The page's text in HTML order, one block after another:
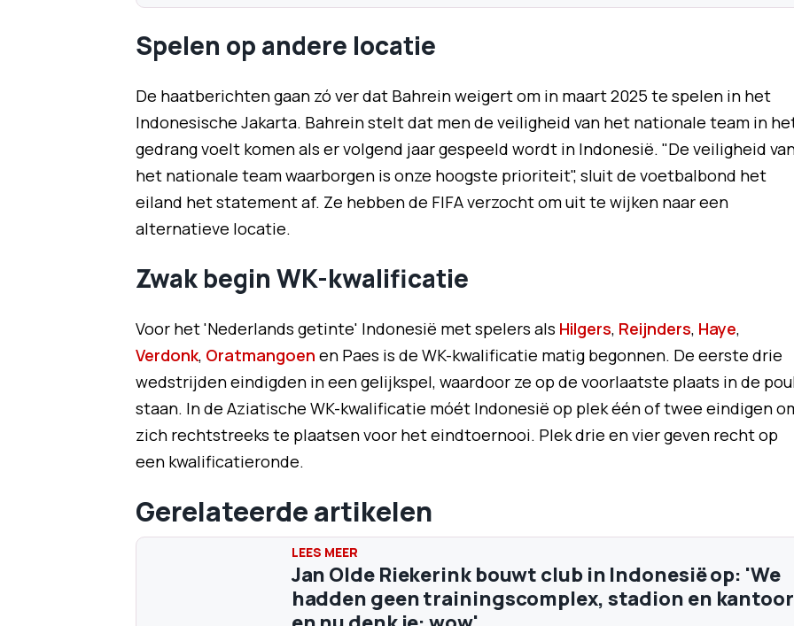
Spelen op andere locatie
De haatberichten gaan zó ver dat Bahrein weigert om in maart 2025 te spelen in het
Indonesische Jakarta. Bahrein stelt dat men de veiligheid van het nationale team in
gedrang voelt komen als er volgend jaar gespeeld wordt in Indonesië. "De veiligheid
het nationale team waarborgen is onze hoogste prioriteit", sluit de voetbalbond het
eiland het statement af. Ze hebben de FIFA verzocht om uit te wijken naar een
alternatieve locatie.
Zwak begin WK-kwalificatie
Voor het 'Nederlands getinte' Indonesië met spelers als Hilgers, Reijnders, Haye,
Verdonk, Oratmangoen en Paes is de WK-kwalificatie matig begonnen. De eerste drie
wedstrijden eindigden in een gelijkspel, waardoor ze op de voorlaatste plaats in de
staan. In de Aziatische WK-kwalificatie móét Indonesië op plek één of twee eindigen
zich rechtstreeks te plaatsen voor het eindtoernooi. Plek drie en vier geven recht op
een kwalificatieronde.
Gerelateerde artikelen
Jan Olde Riekerink bouwt club in Indonesië op: 'We
hadden geen trainingscomplex, stadion en kantoor